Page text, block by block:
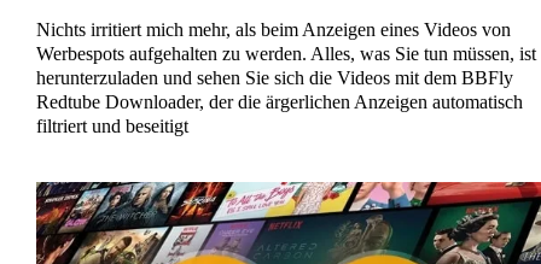
Nichts irritiert mich mehr, als beim Anzeigen eines Videos von
Werbespots aufgehalten zu werden. Alles, was Sie tun müssen, ist
herunterzuladen und sehen Sie sich die Videos mit dem BBFly
Redtube Downloader, der die ärgerlichen Anzeigen automatisch
filtriert und beseitigt